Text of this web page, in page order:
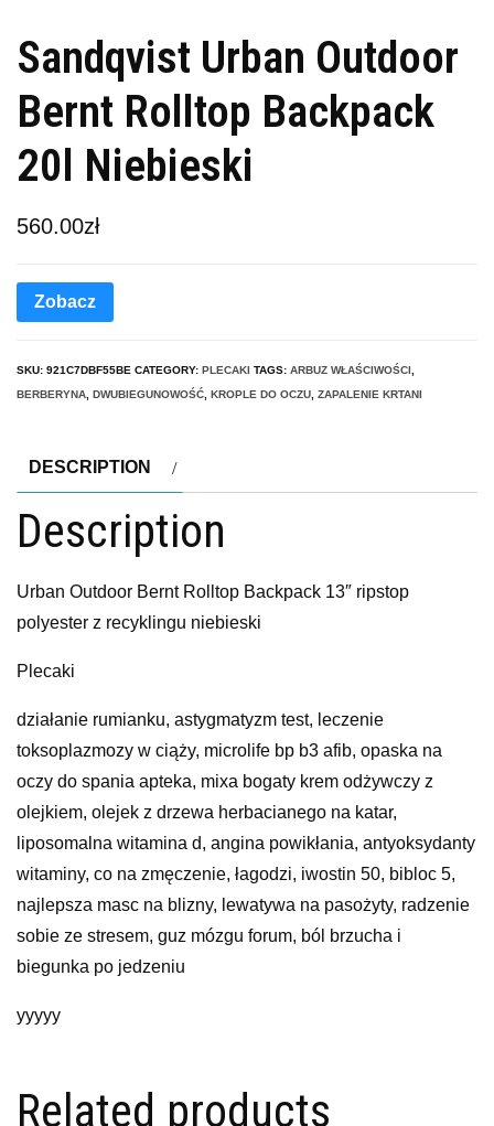
Sandqvist Urban Outdoor
Bernt Rolltop Backpack
20l Niebieski
560.00zł
Zobacz
SKU: 921C7DBF55BE CATEGORY: PLECAKI TAGS: ARBUZ WŁAŚCIWOŚCI
BERBERYNA DWUBIEGUNOWOŚĆ KROPLE DO OCZU ZAPALENIE KRTANI
DESCRIPTION
Description
Urban Outdoor Bernt Rolltop Backpack 13″ ripstop
polyester z recyklingu niebieski
Plecaki
działanie rumianku, astygmatyzm test, leczenie
toksoplazmozy w ciąży, microlife bp b3 afib, opaska na
oczy do spania apteka, mixa bogaty krem odżywczy z
olejkiem, olejek z drzewa herbacianego na katar,
liposomalna witamina d, angina powikłania, antyoksydanty
witaminy, co na zmęczenie, łagodzi, iwostin 50, bibloc 5,
najlepsza masc na blizny, lewatywa na pasożyty, radzenie
sobie ze stresem, guz mózgu forum, ból brzucha i
biegunka po jedzeniu
yyyyy
Related products